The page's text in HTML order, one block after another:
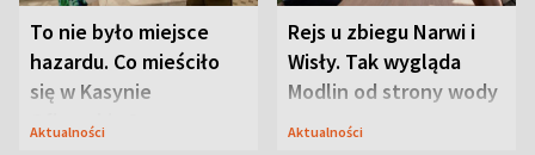
To nie było miejsce
hazardu. Co mieściło
się w Kasynie
Oficerskim?
Aktualności
Rejs u zbiegu Narwi i
Wisły. Tak wygląda
Modlin od strony wody
Aktualności